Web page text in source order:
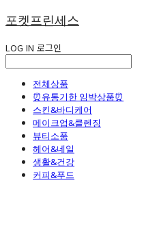
포켓프린세스
LOG IN 로그인
전체상품
⏰유통기한 임박상품⏰
스킨&바디케어
메이크업&클렌징
뷰티소품
헤어&네일
생활&건강
커피&푸드